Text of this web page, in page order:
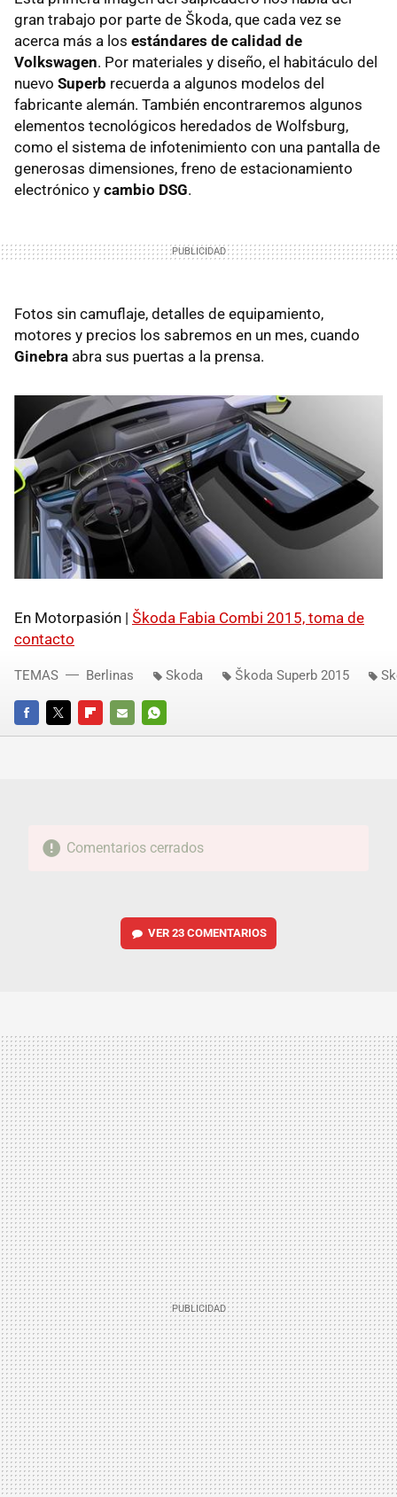
gran trabajo por parte de Škoda, que cada vez se
acerca más a los estándares de calidad de
Volkswagen. Por materiales y diseño, el habitáculo del
nuevo Superb recuerda a algunos modelos del
fabricante alemán. También encontraremos algunos
elementos tecnológicos heredados de Wolfsburg,
como el sistema de infotenimiento con una pantalla de
generosas dimensiones, freno de estacionamiento
electrónico y cambio DSG.
Fotos sin camuflaje, detalles de equipamiento,
motores y precios los sabremos en un mes, cuando
Ginebra abra sus puertas a la prensa.
En Motorpasión | Škoda Fabia Combi 2015, toma de
contacto
FACEBOOKTWITTERFLIPBOARD
E-
WHATSAPP
TEMAS Berlinas Skoda Škoda Superb 2015
Comentarios cerrados
VER 23 COMENTARIOS